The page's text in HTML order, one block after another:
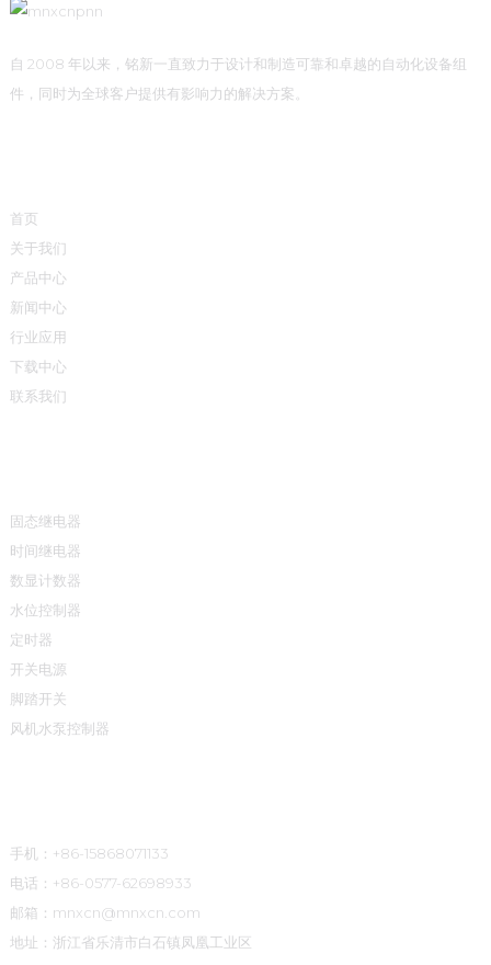
自 2008 年以来，铭新一直致力于设计和制造可靠和卓越的自动化设备组
件，同时为全球客户提供有影响力的解决方案。
首页
关于我们
产品中心
新闻中心
行业应用
下载中心
联系我们
固态继电器
时间继电器
数显计数器
水位控制器
定时器
开关电源
脚踏开关
风机水泵控制器
手机：+86-15868071133
电话：+86-0577-62698933
邮箱：mnxcn@mnxcn.com
地址：浙江省乐清市白石镇凤凰工业区